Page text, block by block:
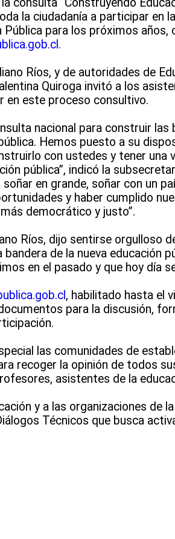
consulta “Construyendo
la ciudadanía a participar en
para los próximos años,
Ríos, y de autoridades de
Quiroga invitó a los
en este proceso consultivo.
nacional para construir las
Hemos puesto a su
con ustedes y tener una
pública”, indicó la
en grande, soñar con un
y haber cumplido
democrático y justo”.
Ríos, dijo sentirse orgulloso
de la nueva educación
en el pasado y que hoy día
, habilitado hasta el
para la discusión,
las comunidades de
recoger la opinión de todos
asistentes de la
y a las organizaciones de
Técnicos que busca